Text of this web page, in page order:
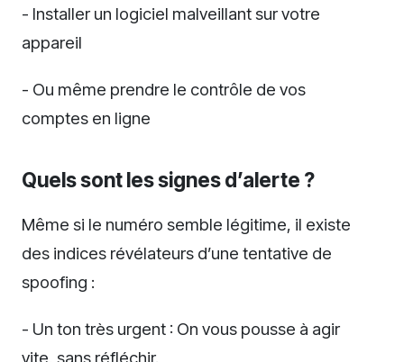
- Installer un logiciel malveillant sur votre
appareil
- Ou même prendre le contrôle de vos
comptes en ligne
Quels sont les signes d’alerte ?
Même si le numéro semble légitime, il existe
des indices révélateurs d’une tentative de
spoofing :
- Un ton très urgent : On vous pousse à agir
vite, sans réfléchir.